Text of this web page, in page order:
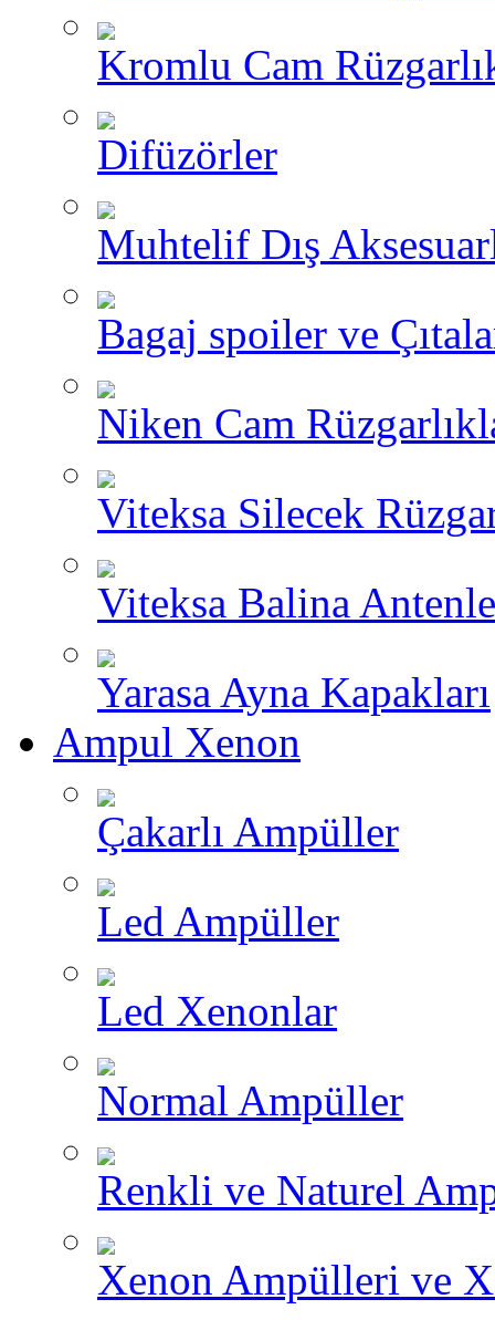
Kromlu Cam
Difüzörler
Muhtelif Dış
Bagaj spoiler ve
Niken Cam
Viteksa Silecek
Viteksa Balina
Yarasa Ayna Kapakları
Ampul Xenon
Çakarlı Ampüller
Led Ampüller
Led Xenonlar
Normal Ampüller
Renkli ve Naturel
Xenon Ampülleri ve